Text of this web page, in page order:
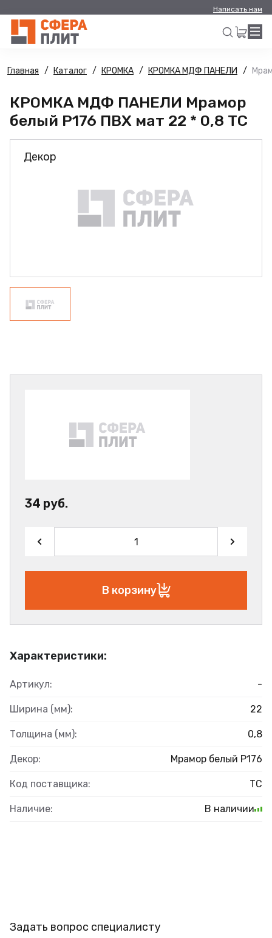
Написать нам
Искать
Главная Каталог КРОМКА КРОМКА МДФ ПАНЕЛИ
КРОМКА МДФ ПАНЕЛИ Мрамор
белый Р176 ПВХ мат 22 * 0,8 ТС
Декор
Характеристики:
Артикул: -
Ширина (мм): 22
Толщина (мм): 0,8
Декор: Мрамор белый Р176
Код поставщика: ТС
Наличие: В наличии
34 руб.
В корзину
Задать вопрос специалисту